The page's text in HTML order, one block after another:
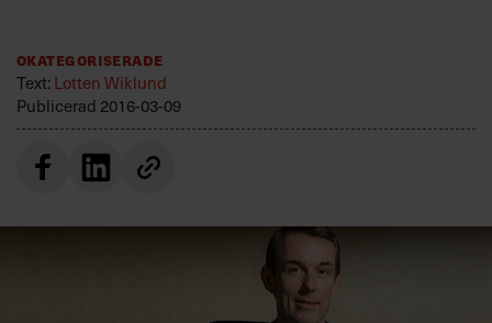
Logga in
Prenumerera
efter:
Okategoriserade
Text:Lotten Wiklund
Publicerad 2016-03-09